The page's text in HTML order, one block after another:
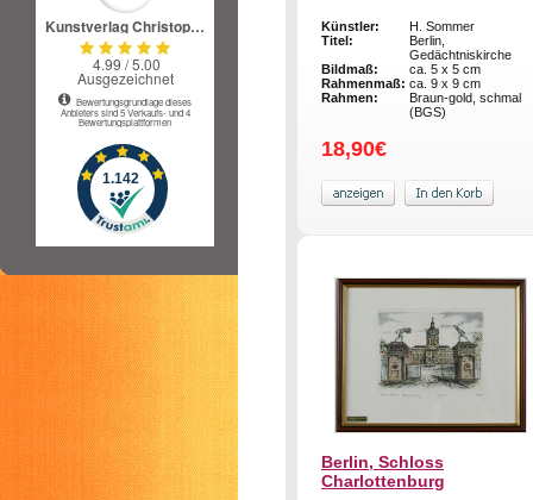
Künstler:
H. Sommer
Titel:
Berlin,
Gedächtniskirche
Bildmaß:
ca. 5 x 5 cm
Rahmenmaß: ca. 9 x 9 cm
Rahmen:
Braun-gold, schmal
(BGS)
18,90€
Berlin, Schloss
Charlottenburg